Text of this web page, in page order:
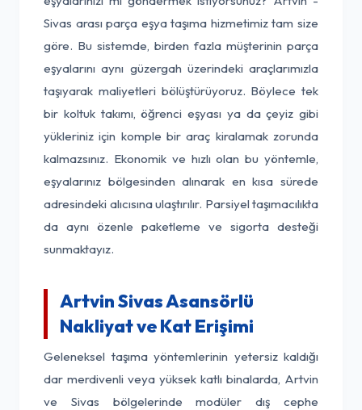
Sivas arası parça eşya taşıma hizmetimiz tam size
göre. Bu sistemde, birden fazla müşterinin parça
eşyalarını aynı güzergah üzerindeki araçlarımızla
taşıyarak maliyetleri bölüştürüyoruz. Böylece tek
bir koltuk takımı, öğrenci eşyası ya da çeyiz gibi
yükleriniz için komple bir araç kiralamak zorunda
kalmazsınız. Ekonomik ve hızlı olan bu yöntemle,
eşyalarınız bölgesinden alınarak en kısa sürede
adresindeki alıcısına ulaştırılır. Parsiyel taşımacılıkta
da aynı özenle paketleme ve sigorta desteği
sunmaktayız.
Artvin Sivas Asansörlü
Nakliyat ve Kat Erişimi
Geleneksel taşıma yöntemlerinin yetersiz kaldığı
dar merdivenli veya yüksek katlı binalarda, Artvin
ve Sivas bölgelerinde modüler dış cephe